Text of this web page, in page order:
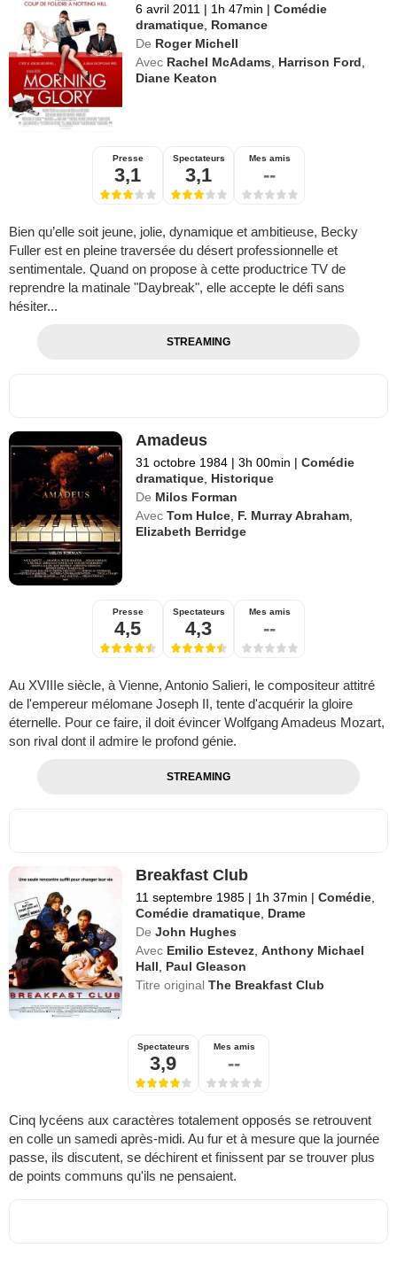
6 avril 2011 | 1h 47min | Comédie
dramatique Romance
De Roger Michell
Avec Rachel McAdams Harrison Ford
Diane Keaton
Presse
3,1
Spectateurs
3,1
Mes amis
--
Bien qu’elle soit jeune, jolie, dynamique et ambitieuse, Becky
Fuller est en pleine traversée du désert professionnelle et
sentimentale. Quand on propose à cette productrice TV de
reprendre la matinale "Daybreak", elle accepte le défi sans
hésiter...
STREAMING
Amadeus
31 octobre 1984 | 3h 00min | Comédie
dramatique Historique
De Milos Forman
Avec Tom Hulce F. Murray Abraham
Elizabeth Berridge
Presse
4,5
Spectateurs
4,3
Mes amis
--
Au XVIIIe siècle, à Vienne, Antonio Salieri, le compositeur attitré
de l'empereur mélomane Joseph II, tente d'acquérir la gloire
éternelle. Pour ce faire, il doit évincer Wolfgang Amadeus Mozart,
son rival dont il admire le profond génie.
STREAMING
Breakfast Club
11 septembre 1985 | 1h 37min | Comédie
Comédie dramatique Drame
De John Hughes
Avec Emilio Estevez ,Anthony Michael
Hall
Paul Gleason
Titre originalThe Breakfast Club
Spectateurs
3,9
Mes amis
--
Cinq lycéens aux caractères totalement opposés se retrouvent
en colle un samedi après-midi. Au fur et à mesure que la journée
passe, ils discutent, se déchirent et finissent par se trouver plus
de points communs qu'ils ne pensaient.